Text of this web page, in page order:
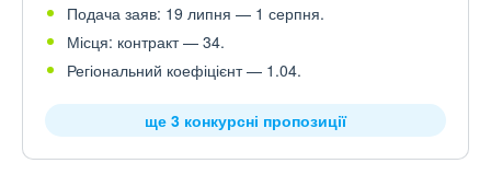
Подача заяв: 19 липня — 1 серпня.
Місця: контракт — 34.
Регіональний коефіцієнт — 1.04.
ще 3 конкурсні пропозиції